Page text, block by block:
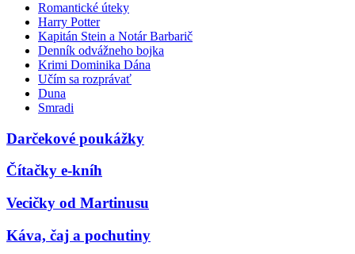
Romantické úteky
Harry Potter
Kapitán Stein a Notár Barbarič
Denník odvážneho bojka
Krimi Dominika Dána
Učím sa rozprávať
Duna
Smradi
Darčekové poukážky
Čítačky e-kníh
Vecičky od Martinusu
Káva, čaj a pochutiny